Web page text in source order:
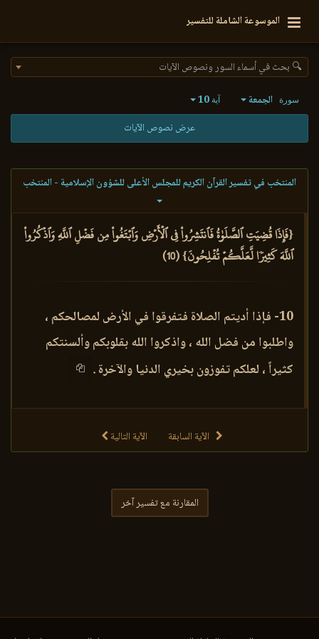
الموسوعة الشاملة للتفسير
🔍 بحث في أسماء السور ونصوص الآيات
سورة الجمعة آية 10
عرض نصوص الآيات
المنتخب في تفسير القرآن الكريم للمجلس الأعلى للشؤون الإسلامية - المنتخب
{فَإِذَا قُضِيَتِ ٱلصَّلَوٰةُ فَٱنتَشِرُواْ فِي ٱلۡأَرۡضِ وَٱبۡتَغُواْ مِن فَضۡلِ ٱللَّهِ وَٱذۡكُرُواْ
ٱللَّهَ كَثِيرٗا لَّعَلَّكُمۡ تُفۡلِحُونَ} (10)
10- فإذا أديتم الصلاة فتفرقوا في الأرض لمصالحكم ،
واطلبوا من فضل الله ، واذكروا الله بقلوبكم وألسنتكم
كثيراً ، لعلكم تفوزون بخيري الدنيا والآخرة .
الآية السابقة الآية التالية
المقارنة مع تفسير آخر